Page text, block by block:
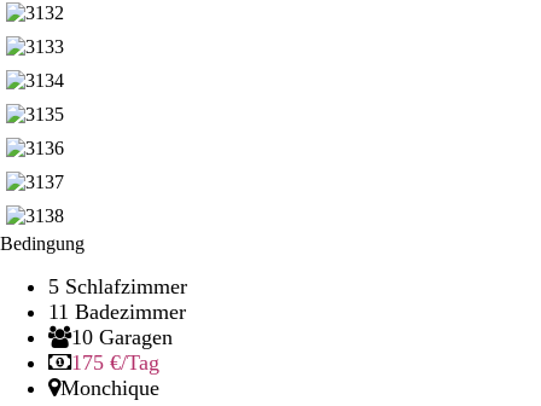
Bedingung
5 Schlafzimmer
11 Badezimmer
10 Garagen
175 €/Tag
Monchique